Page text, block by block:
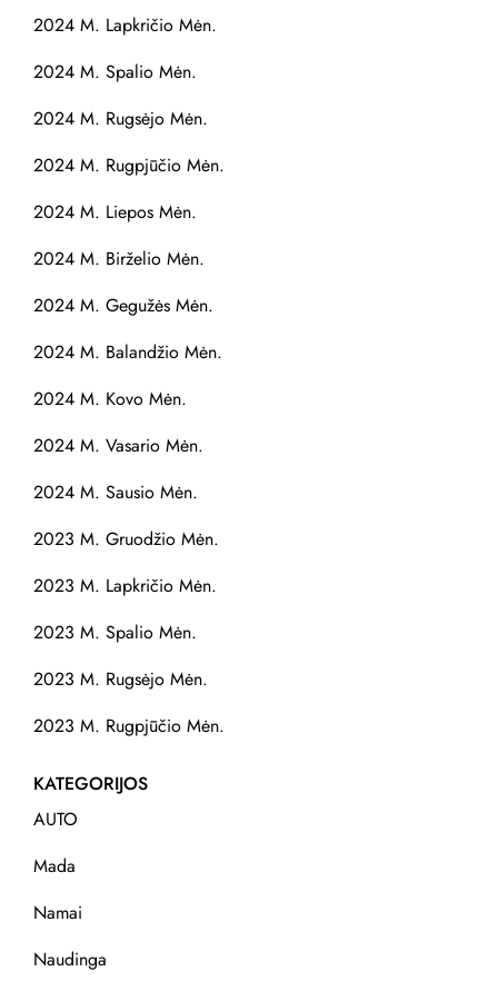
2024 M. Lapkričio Mėn.
2024 M. Spalio Mėn.
2024 M. Rugsėjo Mėn.
2024 M. Rugpjūčio Mėn.
2024 M. Liepos Mėn.
2024 M. Birželio Mėn.
2024 M. Gegužės Mėn.
2024 M. Balandžio Mėn.
2024 M. Kovo Mėn.
2024 M. Vasario Mėn.
2024 M. Sausio Mėn.
2023 M. Gruodžio Mėn.
2023 M. Lapkričio Mėn.
2023 M. Spalio Mėn.
2023 M. Rugsėjo Mėn.
2023 M. Rugpjūčio Mėn.
KATEGORIJOS
AUTO
Mada
Namai
Naudinga